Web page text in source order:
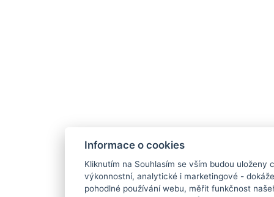
Informace o cookies
Kliknutím na Souhlasím se vším budou uloženy
výkonnostní, analytické i marketingové -
pohodlné používání webu, měřit funkčnost